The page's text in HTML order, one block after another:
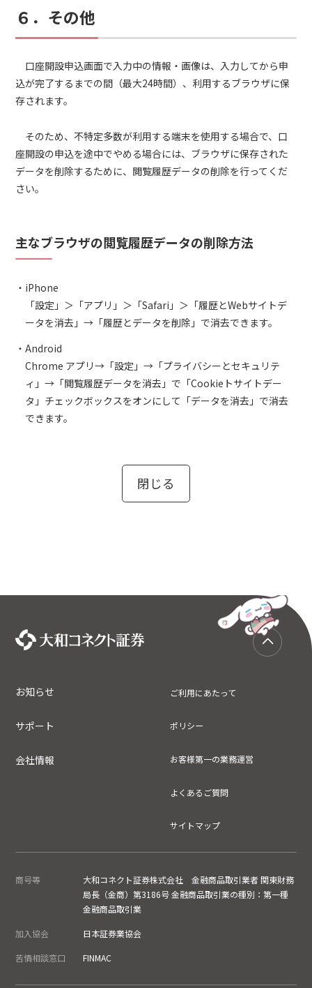
６．その他
口座開設申込画面で入力中の情報・画像は、入力してから申
込が完了するまでの間（最大24時間）、利用するブラウザに保
存されます。
そのため、不特定多数が利用する端末を使用する場合で、口
座開設の申込を途中でやめる場合には、ブラウザに保存された
データを削除するために、閲覧履歴データの削除を行ってくだ
さい。
主なブラウザの閲覧履歴データの削除方法
iPhone
「設定」＞「アプリ」＞「Safari」＞「履歴とWebサイトデ
ータを消去」→「履歴とデータを削除」で消去できます。
Android
Chrome アプリ→「設定」→「プライバシーとセキュリテ
ィ」→「閲覧履歴データを消去」で「Cookieトサイトデー
タ」チェックボックスをオンにして「データを消去」で消去
できます。
閉じる
お知らせ
サポート
会社情報
ご利用にあたって
ポリシー
お客様第一の業務運営
よくあるご質問
サイトマップ
商号等
大和コネクト証券株式会社 金融商品取引業者 関東財務
局長（金商）第3186号 金融商品取引業の種別：第一種
金融商品取引業
加入協会 日本証券業協会
苦情相談窓口 FINMAC